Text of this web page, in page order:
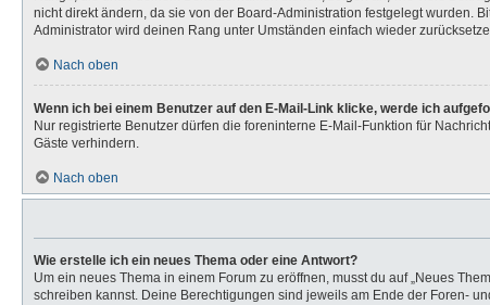
nicht direkt ändern, da sie von der Board-Administration festgelegt wurden.
Administrator wird deinen Rang unter Umständen einfach wieder
Nach oben
Wenn ich bei einem Benutzer auf den E-Mail-Link klicke, werde ich
Nur registrierte Benutzer dürfen die foreninterne E-Mail-Funktion für
Gäste verhindern.
Nach oben
Wie erstelle ich ein neues Thema oder eine Antwort?
Um ein neues Thema in einem Forum zu eröffnen, musst du auf „Neues
schreiben kannst. Deine Berechtigungen sind jeweils am Ende der Foren-